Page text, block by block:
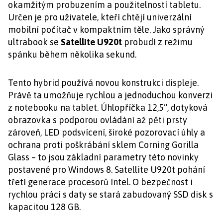
okamžitým probuzením a použitelností tabletu.
Určen je pro uživatele, kteří chtějí univerzální
mobilní počítač v kompaktním těle. Jako správný
ultrabook se Satellite U920t probudí z režimu
spánku během několika sekund.
Tento hybrid používá novou konstrukci displeje.
Právě ta umožňuje rychlou a jednoduchou konverzi
z notebooku na tablet. Úhlopříčka 12,5“, dotyková
obrazovka s podporou ovládání až pěti prsty
zároveň, LED podsvícení, široké pozorovací úhly a
ochrana proti poškrábání sklem Corning Gorilla
Glass – to jsou základní parametry této novinky
postavené pro Windows 8. Satellite U920t pohání
třetí generace procesorů Intel. O bezpečnost i
rychlou práci s daty se stará zabudovaný SSD disk s
kapacitou 128 GB.